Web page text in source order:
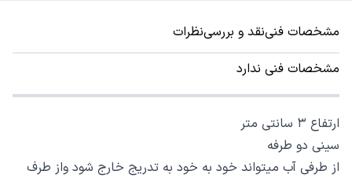
مشخصات فنینقد و بررسینظرات
مشخصات فنی ندارد
ارتفاع ۳ سانتی متر
سینی دو طرفه
از طرفی آب میتواند خود به خود به تدریج خارج شود و‌از طرف